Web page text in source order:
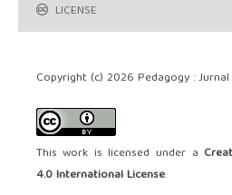
LICENSE
Copyright (c) 2026 Pedagogy :
This work is licensed under a
4.0 International License.